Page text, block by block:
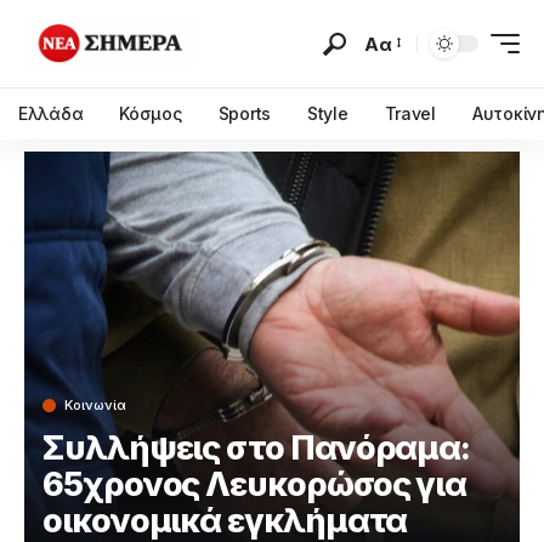
Αα
Ελλάδα Κόσμος Sports Style Travel
Κοινωνία
Συλλήψεις στο Πανόραμα:
65χρονος Λευκορώσος για
οικονομικά εγκλήματα